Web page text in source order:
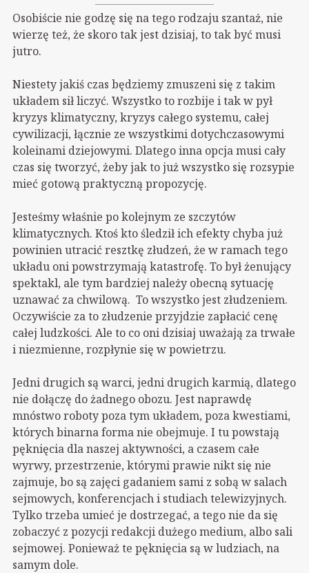
Osobiście nie godzę się na tego rodzaju szantaż, nie
wierzę też, że skoro tak jest dzisiaj, to tak być musi
jutro.
Niestety jakiś czas będziemy zmuszeni się z takim
układem sił liczyć. Wszystko to rozbije i tak w pył
kryzys klimatyczny, kryzys całego systemu, całej
cywilizacji, łącznie ze wszystkimi dotychczasowymi
koleinami dziejowymi. Dlatego inna opcja musi cały
czas się tworzyć, żeby jak to już wszystko się rozsypie
mieć gotową praktyczną propozycję.
Jesteśmy właśnie po kolejnym ze szczytów
klimatycznych. Ktoś kto śledził ich efekty chyba już
powinien utracić resztkę złudzeń, że w ramach tego
układu oni powstrzymają katastrofę. To był żenujący
spektakl, ale tym bardziej należy obecną sytuację
uznawać za chwilową. To wszystko jest złudzeniem.
Oczywiście za to złudzenie przyjdzie zapłacić cenę
całej ludzkości. Ale to co oni dzisiaj uważają za trwałe
i niezmienne, rozpłynie się w powietrzu.
Jedni drugich są warci, jedni drugich karmią, dlatego
nie dołączę do żadnego obozu. Jest naprawdę
mnóstwo roboty poza tym układem, poza kwestiami,
których binarna forma nie obejmuje. I tu powstają
pęknięcia dla naszej aktywności, a czasem całe
wyrwy, przestrzenie, którymi prawie nikt się nie
zajmuje, bo są zajęci gadaniem sami z sobą w salach
sejmowych, konferencjach i studiach telewizyjnych.
Tylko trzeba umieć je dostrzegać, a tego nie da się
zobaczyć z pozycji redakcji dużego medium, albo sali
sejmowej. Ponieważ te pęknięcia są w ludziach, na
samym dole.